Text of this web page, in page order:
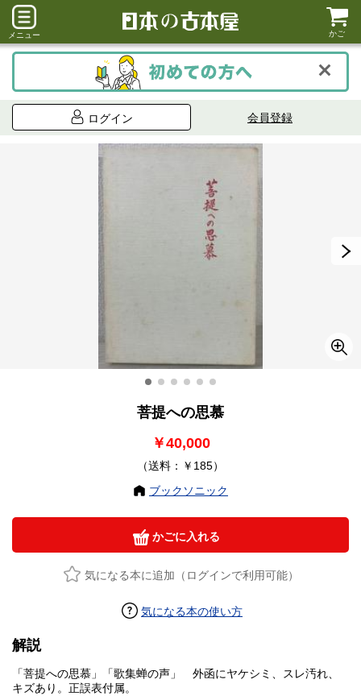
メニュー かご
ログイン 会員登録
菩提への思慕
￥40,000
（送料：￥185）
ブックソニック
かごに入れる
気になる本に追加（ログインで利用可能）
気になる本の使い方
解説
「菩提への思慕」「歌集蝉の声」 外函にヤケシミ、スレ汚れ、
キズあり。正誤表付属。